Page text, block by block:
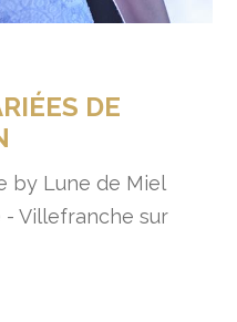
DE
by Lune de Miel
- Villefranche sur